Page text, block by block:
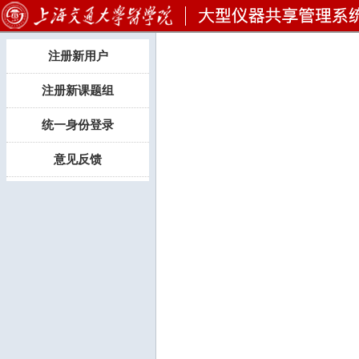
注册新用户
注册新课题组
统一身份登录
意见反馈